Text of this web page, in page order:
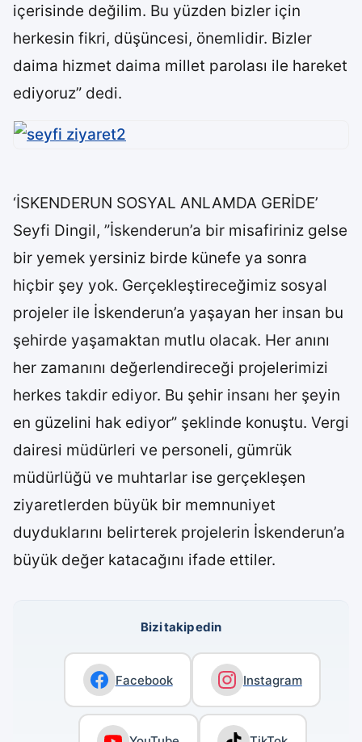
içerisinde değilim. Bu yüzden bizler için
herkesin fikri, düşüncesi, önemlidir. Bizler
daima hizmet daima millet parolası ile hareket
ediyoruz” dedi.
‘İSKENDERUN SOSYAL ANLAMDA GERİDE’
Seyfi Dingil, ”İskenderun’a bir misafiriniz gelse
bir yemek yersiniz birde künefe ya sonra
hiçbir şey yok. Gerçekleştireceğimiz sosyal
projeler ile İskenderun’a yaşayan her insan bu
şehirde yaşamaktan mutlu olacak. Her anını
her zamanını değerlendireceği projelerimizi
herkes takdir ediyor. Bu şehir insanı her şeyin
en güzelini hak ediyor” şeklinde konuştu. Vergi
dairesi müdürleri ve personeli, gümrük
müdürlüğü ve muhtarlar ise gerçekleşen
ziyaretlerden büyük bir memnuniyet
duyduklarını belirterek projelerin İskenderun’a
büyük değer katacağını ifade ettiler.
Bizi takip edin
Facebook Instagram